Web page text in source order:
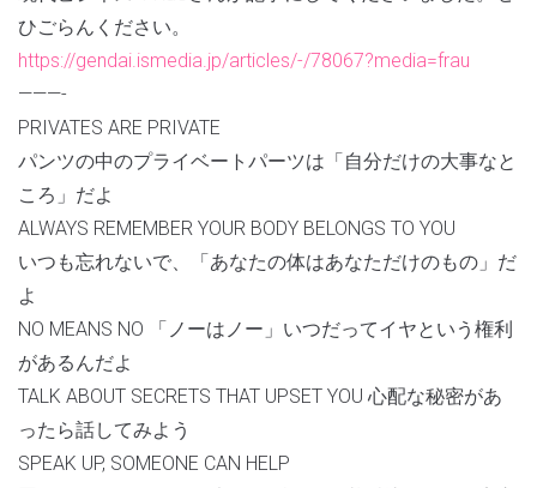
ひごらんください。
https://gendai.ismedia.jp/articles/-/78067?media=frau
———-
PRIVATES ARE PRIVATE
パンツの中のプライベートパーツは「自分だけの大事なと
ころ」だよ
ALWAYS REMEMBER YOUR BODY BELONGS TO YOU
いつも忘れないで、「あなたの体はあなただけのもの」だ
よ
NO MEANS NO 「ノーはノー」いつだってイヤという権利
があるんだよ
TALK ABOUT SECRETS THAT UPSET YOU 心配な秘密があ
ったら話してみよう
SPEAK UP, SOMEONE CAN HELP